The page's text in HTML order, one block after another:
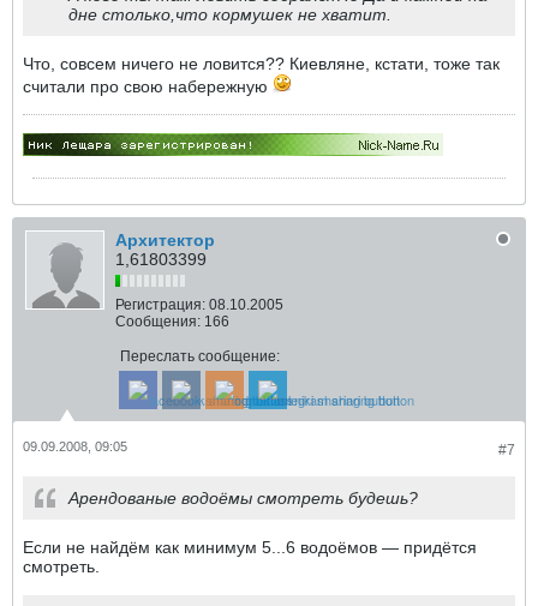
дне столько,что кормушек не хватит.
Что, совсем ничего не ловится?? Киевляне, кстати, тоже так
считали про свою набережную
Архитектор
1,61803399
Регистрация: 08.10.2005
Сообщения: 166
Переслать сообщение:
#7
09.09.2008, 09:05
Арендованые водоёмы смотреть будешь?
Если не найдём как минимум 5...6 водоёмов — придётся
смотреть.